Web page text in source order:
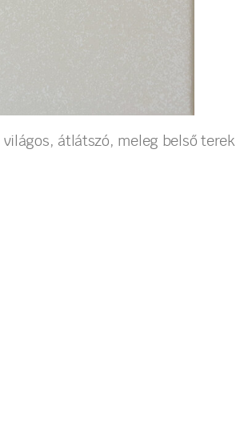
átlátszó, meleg belső terek